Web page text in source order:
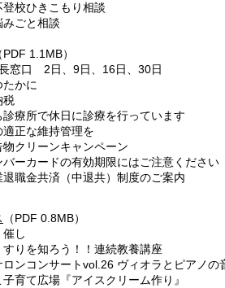
校ひきこもり相談
ごと相談
PDF 1.1MB）
窓口 2日、9日、16日、30日
かに
税
療所で休日に診療を行っています
正な維持管理を
クリーンキャンペーン
ーカードの有効期限にはご注意ください
職金共済（中退共）制度のご案内
（PDF 0.8MB）
し
りを知ろう！！連続教養講座
ンコンサートvol.26 ヴィオラとピアノの
育て広場『アイスクリーム作り』